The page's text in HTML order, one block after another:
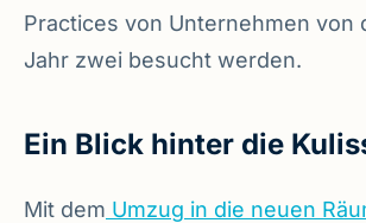
Practices von Unternehmen von
Jahr zwei besucht werden.
Ein Blick hinter die
Mit dem Umzug in die neuen